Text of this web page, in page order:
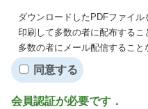
ダウンロードしたPDFファイ
印刷して多数の者に配布するこ
多数の者にメール配信すること
同意する
会員認証が必要です．